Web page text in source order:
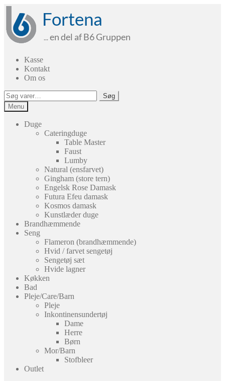
Spring
navigation
Spring
indhold
Kasse
Kontakt
Om os
Søg
efter:
Søg
Menu
Duge
Cateringduge
Table Master
Faust
Lumby
Natural (ensfarvet)
Gingham (store tern)
Engelsk Rose Damask
Futura Efeu damask
Kosmos damask
Kunstlæder duge
Brandhæmmende
Seng
Flameron (brandhæmmende)
Hvid / farvet sengetøj
Sengetøj sæt
Hvide lagner
Køkken
Bad
Pleje/Care/Barn
Pleje
Inkontinensundertøj
Dame
Herre
Børn
Mor/Barn
Stofbleer
Outlet